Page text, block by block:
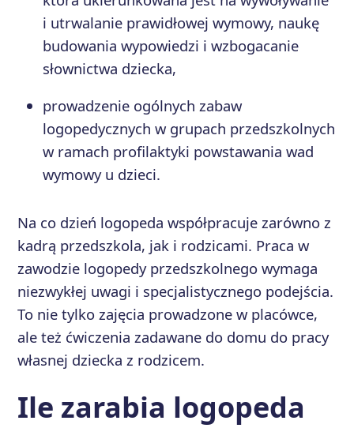
i utrwalanie prawidłowej wymowy, naukę
budowania wypowiedzi i wzbogacanie
słownictwa dziecka,
prowadzenie ogólnych zabaw
logopedycznych w grupach przedszkolnych
w ramach profilaktyki powstawania wad
wymowy u dzieci.
Na co dzień logopeda współpracuje zarówno z
kadrą przedszkola, jak i rodzicami. Praca w
zawodzie logopedy przedszkolnego wymaga
niezwykłej uwagi i specjalistycznego podejścia.
To nie tylko zajęcia prowadzone w placówce,
ale też ćwiczenia zadawane do domu do pracy
własnej dziecka z rodzicem.
Ile zarabia logopeda